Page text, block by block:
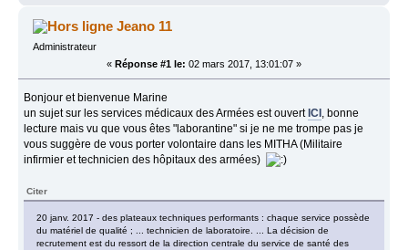
Jeano 11
Administrateur
« Réponse #1 le: 02 mars 2017, 13:01:07 »
Bonjour et bienvenue Marine
un sujet sur les services médicaux des Armées est ouvert ICI , bonne
lecture mais vu que vous êtes "laborantine" si je ne me trompe pas je
vous suggère de vous porter volontaire dans les MITHA (Militaire
infirmier et technicien des hôpitaux des armées)
Citer
20 janv. 2017 - des plateaux techniques performants : chaque service possède
du matériel de qualité ; ... technicien de laboratoire. ... La décision de
recrutement est du ressort de la direction centrale du service de santé des